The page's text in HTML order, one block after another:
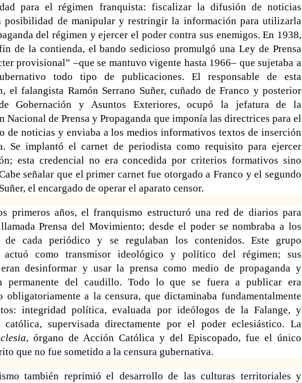
para el régimen franquista: fiscalizar la difusión de noticias
posibilidad de manipular y restringir la información para utilizarla
anda del régimen y ejercer el poder contra sus enemigos. En 1938,
de la contienda, el bando sedicioso promulgó una Ley de Prensa
provisional” –que se mantuvo vigente hasta 1966– que sujetaba a
todo tipo de publicaciones. El responsable de esta
el falangista Ramón Serrano Suñer, cuñado de Franco y posterior
Gobernación y Asuntos Exteriores, ocupó la jefatura de la
Nacional de Prensa y Propaganda que imponía las directrices para el
de noticias y enviaba a los medios informativos textos deinserción
Se implantó el carnet de periodista como requisito para ejercer
esta credencial no era concedida por criterios formativos sino
señalar que el primer carnet fue otorgado a Franco y el segundo
el encargado de operar el aparato censor.
primeros años, el franquismo estructuró una red de diarios para
Prensa del Movimiento; desde el poder se nombraba a los
de cada periódico y se regulaban los contenidos. Este grupo
actuó como transmisor ideológico y político del régimen; sus
desinformar y usar la prensa como medio de propaganda y
permanente del caudillo. Todo lo que se fuera apublicar era
obligatoriamente a la censura, que dictaminaba fundamentalmente
integridad política, evaluada por ideólogos de la Falange, y
católica, supervisada directamente por el poder eclesiástico. La
, órgano de Acción Católica y del Episcopado, fue el único
to que no fue sometido a la censura gubernativa.
también reprimió el desarrollo de las culturas territoriales y